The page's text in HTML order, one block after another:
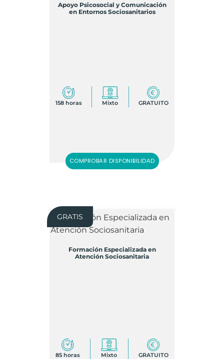
Apoyo Psicosocial y Comunicación
en Entornos Sociosanitarios
158 horas Mixto GRATUITO
COMPROBAR DISPONIBILIDAD
GRATIS
Formación Especializada en
Atención Sociosanitaria
85 horas Mixto GRATUITO